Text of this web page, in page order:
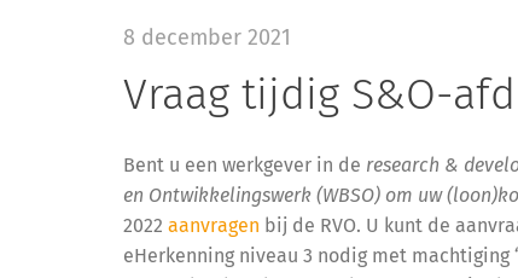
8 december 2021
Vraag tijdig S&O-
Bent u een werkgever in de research &
en Ontwikkelingswerk (WBSO) om uw
2022 aanvragen bij de RVO. U kunt de
eHerkenning niveau 3 nodig met machtiging